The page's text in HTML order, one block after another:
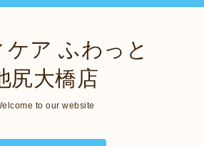
ケア ふわっと
尻大橋店
to our website